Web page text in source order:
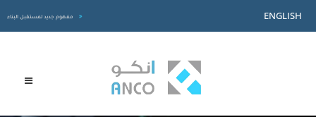
مفهوم جديد لمستقبل البناء ENGLISH